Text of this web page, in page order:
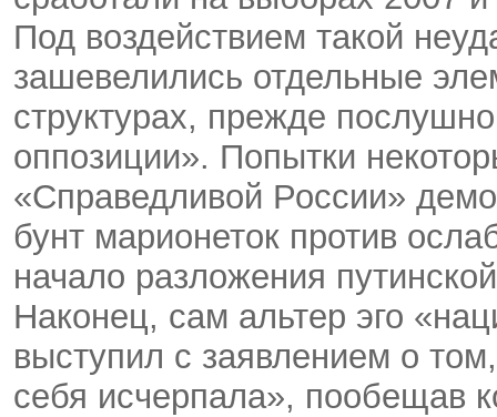
Под воздействием такой
зашевелились отдельные
структурах, прежде
оппозиции». Попытки
«Справедливой России»
бунт марионеток против
начало разложения
Наконец, сам альтер эго
выступил с заявлением о
себя исчерпала», пообещав